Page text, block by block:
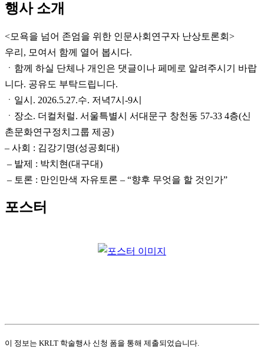
행사 소개
<모욕을 넘어 존엄을 위한 인문사회연구자 난상토론회>
우리, 모여서 함께 열어 봅시다.
ㆍ함께 하실 단체나 개인은 댓글이나 페메로 알려주시기 바랍
니다. 공유도 부탁드립니다.
ㆍ일시. 2026.5.27.수. 저녁7시-9시
ㆍ장소. 더컬처럴. 서울특별시 서대문구 창천동 57-33 4층(신
촌문화연구정치그룹 제공)
– 사회 : 김강기명(성공회대)
– 발제 : 박치현(대구대)
– 토론 : 만인만색 자유토론 – “향후 무엇을 할 것인가”
포스터
이 정보는 KRLT 학술행사 신청 폼을 통해 제출되었습니다.